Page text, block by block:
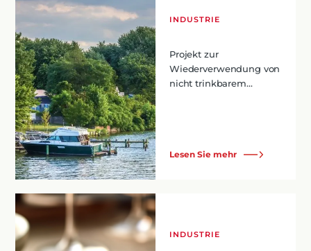
INDUSTRIE
Projekt zur
Wiederverwendung von
nicht trinkbarem...
Lesen Sie mehr
INDUSTRIE